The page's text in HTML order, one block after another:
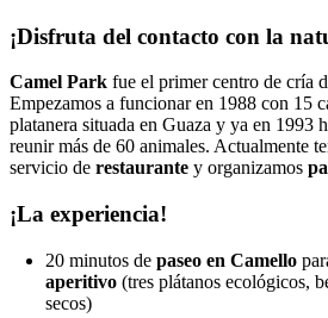
¡Disfruta del contacto con la
Camel Park fue el primer centro de cría
Empezamos a funcionar en 1988 con 15
platanera situada en Guaza y ya en 1993
reunir más de 60 animales. Actualmente
servicio de restaurante y organizamos
¡La experiencia!
20 minutos de paseo en Camello
aperitivo (tres plátanos ecológicos,
secos)